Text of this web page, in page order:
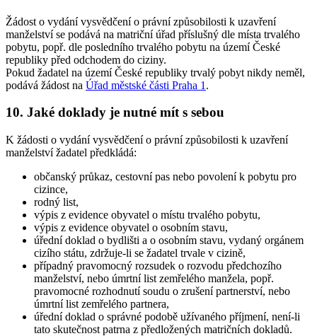
Žádost o vydání vysvědčení o právní způsobilosti k uzavření
manželství se podává na matriční úřad příslušný dle místa trvalého
pobytu, popř. dle posledního trvalého pobytu na území České
republiky před odchodem do ciziny.
Pokud žadatel na území České republiky trvalý pobyt nikdy neměl,
podává žádost na Úřad městské části Praha 1 .
10. Jaké doklady je nutné mít s sebou
K žádosti o vydání vysvědčení o právní způsobilosti k uzavření
manželství žadatel předkládá:
občanský průkaz, cestovní pas nebo povolení k pobytu pro
cizince,
rodný list,
výpis z evidence obyvatel o místu trvalého pobytu,
výpis z evidence obyvatel o osobním stavu,
úřední doklad o bydlišti a o osobním stavu, vydaný orgánem
cizího státu, zdržuje-li se žadatel trvale v cizině,
případný pravomocný rozsudek o rozvodu předchozího
manželství, nebo úmrtní list zemřelého manžela, popř.
pravomocné rozhodnutí soudu o zrušení partnerství, nebo
úmrtní list zemřelého partnera,
úřední doklad o správné podobě užívaného příjmení, není-li
tato skutečnost patrna z předložených matričních dokladů.